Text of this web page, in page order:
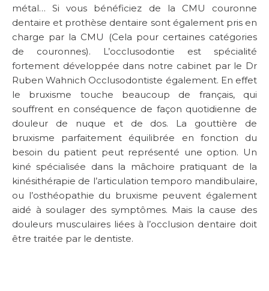
métal… Si vous bénéficiez de la CMU couronne
dentaire et prothèse dentaire sont également pris en
charge par la CMU (Cela pour certaines catégories
de couronnes). L’occlusodontie est spécialité
fortement développée dans notre cabinet par le Dr
Ruben Wahnich Occlusodontiste également. En effet
le bruxisme touche beaucoup de français, qui
souffrent en conséquence de façon quotidienne de
douleur de nuque et de dos. La gouttière de
bruxisme parfaitement équilibrée en fonction du
besoin du patient peut représenté une option. Un
kiné spécialisée dans la mâchoire pratiquant de la
kinésithérapie de l’articulation temporo mandibulaire,
ou l’osthéopathie du bruxisme peuvent également
aidé à soulager des symptômes. Mais la cause des
douleurs musculaires liées à l’occlusion dentaire doit
être traitée par le dentiste.